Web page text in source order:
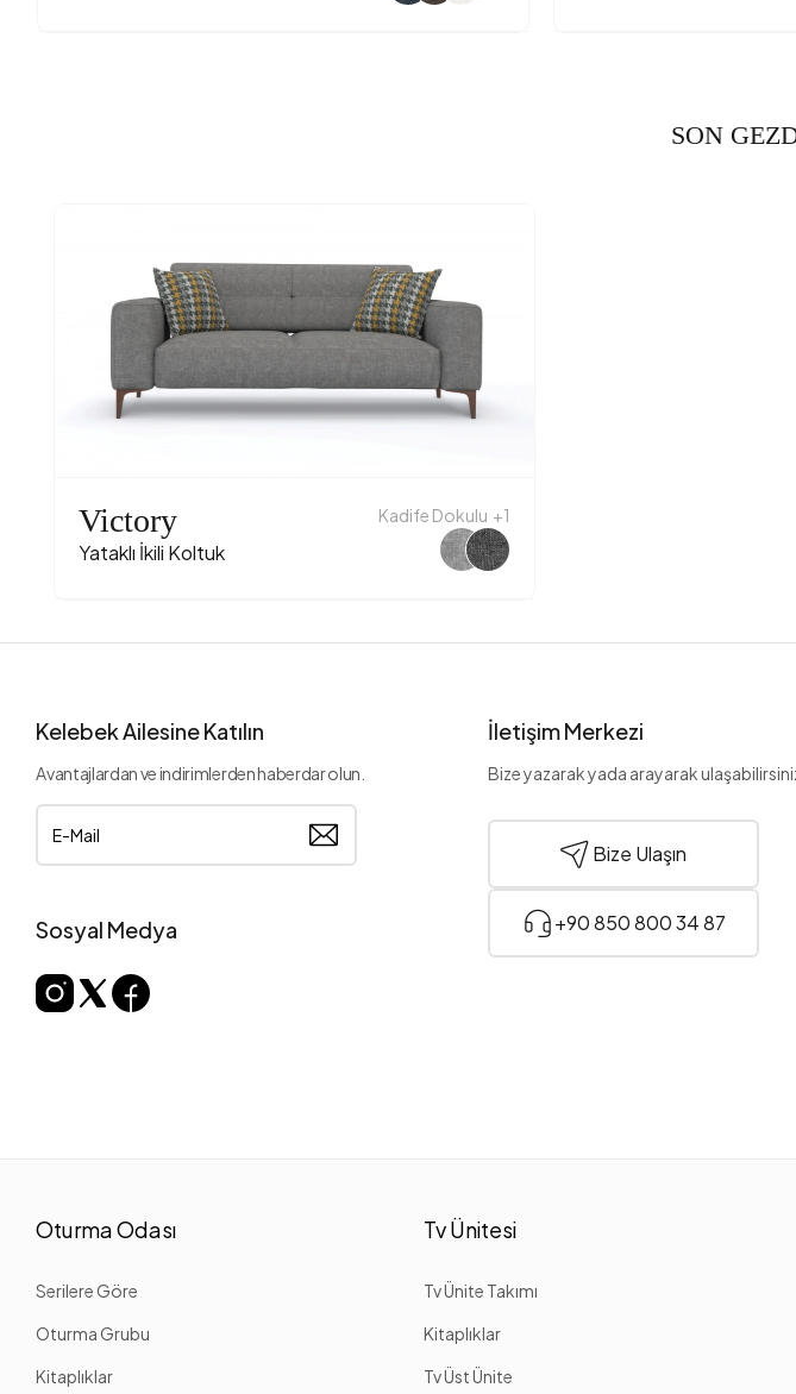
SON
Victory
Yataklı İkili Koltuk
Kadife Dokulu +1
Kelebek Ailesine Katılın
Avantajlardan ve indirimlerden haberdar olun.
Sosyal Medya
İletişim Merkezi
Bize yazarak yada arayarak
Bize Ulaşın
+90 850 800 34 87
Oturma Odası
Serilere Göre
Oturma Grubu
Kitaplıklar
Tv Ünitesi
Tv Ünite Takımı
Kitaplıklar
Tv Üst Ünite